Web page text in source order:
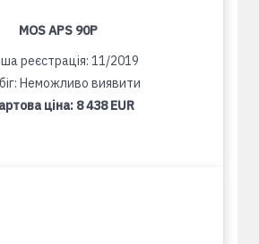
MOS APS 90P
реєстрація: 11/2019
Неможливо виявити
ціна: 8 438 EUR